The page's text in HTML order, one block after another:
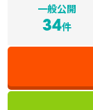
一般公開
34件